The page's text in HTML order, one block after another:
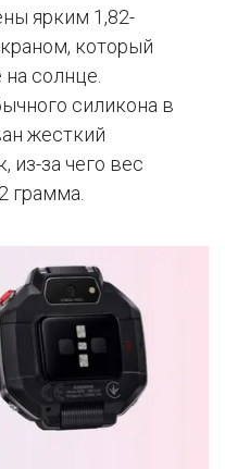
ярким 1,82-
который
солнце.
силикона в
жесткий
из-за чего вес
грамма.